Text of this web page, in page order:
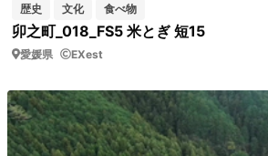
歴史 文化 食べ物
卯之町_018_FS5 米とぎ 短15
愛媛県 EXest